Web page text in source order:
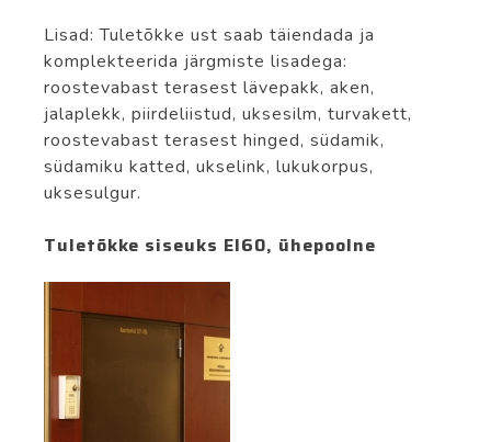
Lisad: Tuletõkke ust saab täiendada ja
komplekteerida järgmiste lisadega:
roostevabast terasest lävepakk, aken,
jalaplekk, piirdeliistud, uksesilm, turvakett,
roostevabast terasest hinged, südamik,
südamiku katted, ukselink, lukukorpus,
uksesulgur.
Tuletõkke siseuks EI60, ühepoolne